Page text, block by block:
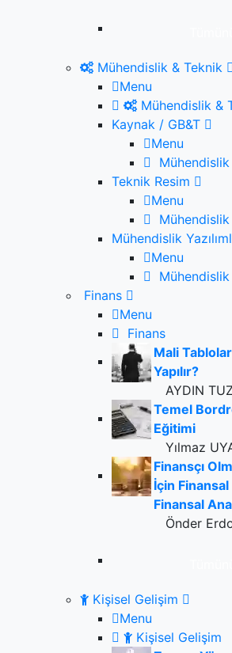
Mühendislik & Teknik
Menu
Mühendislik &
Kaynak / GB&T
Menu
Teknik Resim
Menu
Mühendislik
Menu
Finans
Menu
Finans
Mali
Yapılır?
AYDIN
Temel
Eğitimi
Yılmaz
Finansçı
İçin
Finansal
Önder
Kişisel Gelişim
Menu
Kişisel Gelişim